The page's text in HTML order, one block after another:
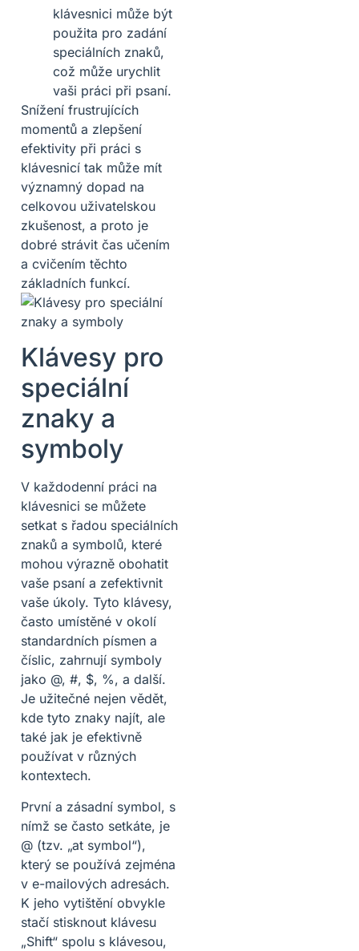
klávesnici může být
použita pro zadání
speciálních znaků,
což může urychlit
vaši práci při psaní.
Snížení frustrujících
momentů a zlepšení
efektivity při práci s
klávesnicí tak může mít
významný dopad na
celkovou uživatelskou
zkušenost, a proto je
dobré strávit čas učením
a cvičením těchto
základních funkcí.
Klávesy pro
speciální
znaky a
symboly
V každodenní práci na
klávesnici se můžete
setkat s řadou speciálních
znaků a symbolů, které
mohou výrazně obohatit
vaše psaní a zefektivnit
vaše úkoly. Tyto klávesy,
často umístěné v okolí
standardních písmen a
číslic, zahrnují symboly
jako @, #, $, %, a další.
Je užitečné nejen vědět,
kde tyto znaky najít, ale
také jak je efektivně
používat v různých
kontextech.
První a zásadní symbol, s
nímž se často setkáte, je
@ (tzv. „at symbol“),
který se používá zejména
v e-mailových adresách.
K jeho vytištění obvykle
stačí stisknout klávesu
„Shift“ spolu s klávesou,